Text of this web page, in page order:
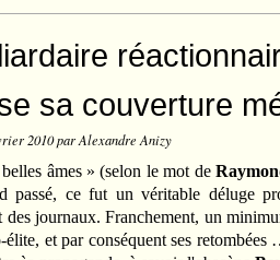
sa couverture
2010par Alexandre Anizy
âmes » (selon le mot de
passé, ce fut un véritable déluge
des journaux. Franchement, un
élite, et par conséquent ses